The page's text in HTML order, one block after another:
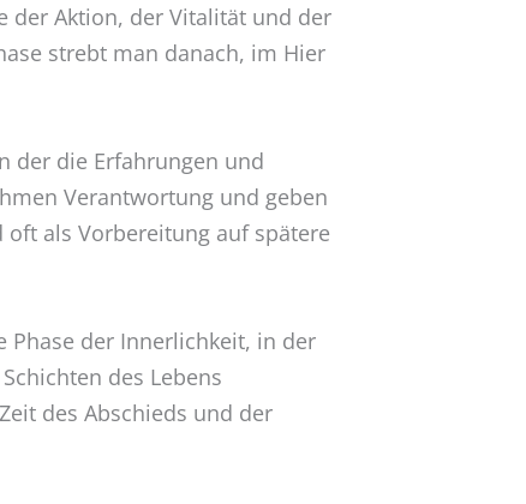
der Aktion, der Vitalität und der
strebt man danach, im Hier
der die Erfahrungen und
Verantwortung und geben
als Vorbereitung auf spätere
Phase der Innerlichkeit, in der
des Lebens
des Abschieds und der